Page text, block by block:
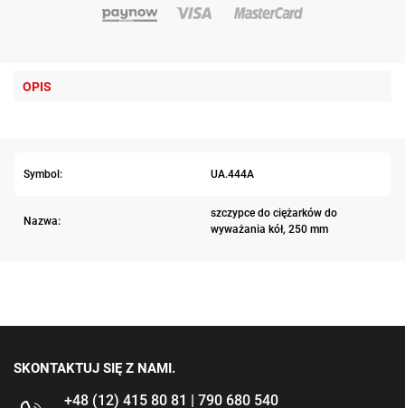
OPIS
Symbol: UA.444A
Nazwa:
szczypce do ciężarków do
wyważania kół, 250 mm
SKONTAKTUJ SIĘ Z NAMI.
+48 (12) 415 80 81 | 790 680 540